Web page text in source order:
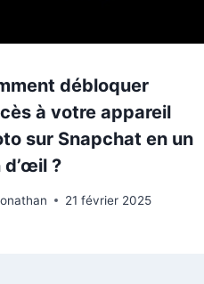
débloquer
à votre appareil
sur Snapchat en un
d’œil ?
21 février 2025